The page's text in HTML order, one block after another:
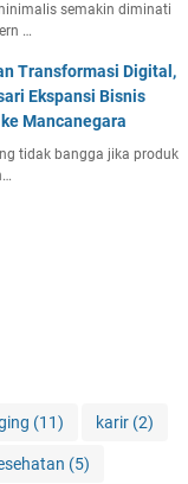
semakin diminati
…
Transformasi Digital,
Ekspansi Bisnis
Mancanegara
tidak bangga jika produk
(11) karir (2)
(5)